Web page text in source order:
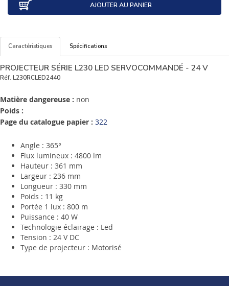
AJOUTER AU PANIER
Caractéristiques Spécifications
PROJECTEUR SÉRIE L230 LED SERVOCOMMANDÉ - 24 V
Réf. L230RCLED2440
Matière dangereuse : non
Poids :
Page du catalogue papier : 322
Angle : 365°
Flux lumineux : 4800 lm
Hauteur : 361 mm
Largeur : 236 mm
Longueur : 330 mm
Poids : 11 kg
Portée 1 lux : 800 m
Puissance : 40 W
Technologie éclairage : Led
Tension : 24 V DC
Type de projecteur : Motorisé